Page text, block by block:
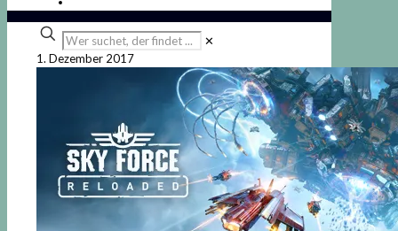
Wer
suchet,
der
✕
1. Dezember 2017